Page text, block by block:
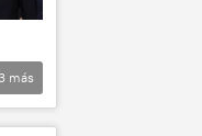
más